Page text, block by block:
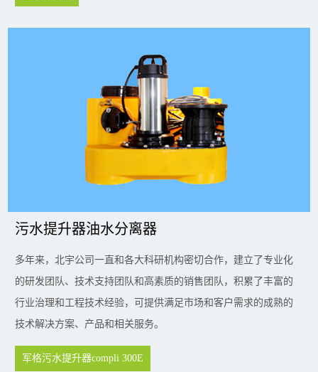
污水提升器油水分离器
多年来，北宇公司一直和各大科研机构密切合作，建立了专业化
的研发团队、技术支持团队和高素质的销售团队，积累了丰富的
行业治理和工程技术经验，可提供满足市场和客户需求的成熟的
技术解决方案、产品和相关服务。
军格污水提升器compli 300E